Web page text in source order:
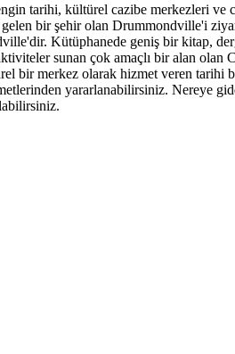
tarihi, kültürel cazibe merkezleri ve
bir şehir olan Drummondville'i
Kütüphanede geniş bir kitap,
sunan çok amaçlı bir alan
bir merkez olarak hizmet veren
yararlanabilirsiniz. Nereye